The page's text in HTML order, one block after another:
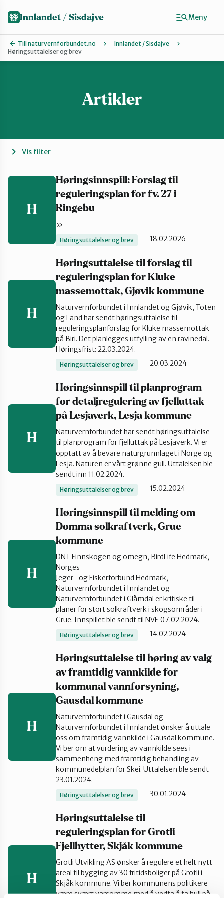
Arrangement
Glåmdal
Gran og Lunner
Hamar og omegn
Lillehammer og Øyer
Midt-Gudbrandsdalen
Ottadalen og Sel
Sør-Østerdal
Valdres
Innlandet / Sisdajve
Till naturvernforbundet.no
Innlandet / Sisdajve
Høringsuttalelser og brev
Artikler
Vis filter
H
Høringsinnspill: Forslag til
reguleringsplan for fv. 27 i
Ringebu
»
Høringsuttalelser og brev 18.02.2026
H
Høringsuttalelse til forslag til
reguleringsplan for Kluke
massemottak, Gjøvik kommune
Naturvernforbundet i Innlandet og Gjøvik, Toten
og Land har sendt høringsuttalelse til
reguleringsplanforslag for Kluke massemottak
på Biri. Det planlegges utfylling av en ravinedal.
Høringsfrist: 22.03.2024.
Høringsuttalelser og brev 20.03.2024
H
Høringsinnspill til planprogram
for detaljregulering av fjelluttak
på Lesjaverk, Lesja kommune
Naturvernforbundet har sendt høringsuttalelse
til planprogram for fjelluttak på Lesjaverk. Vi er
opptatt av å bevare naturgrunnlaget i Norge og
Lesja. Naturen er vårt grønne gull. Uttalelsen ble
sendt inn 11.02.2024.
Høringsuttalelser og brev 15.02.2024
H
Høringsinnspill til melding om
Domma solkraftverk, Grue
kommune
DNT Finnskogen og omegn, BirdLife Hedmark,
Norges
Jeger- og Fiskerforbund Hedmark,
Naturvernforbundet i Innlandet og
Naturvernforbundet i Glåmdal er kritiske til
planer for stort solkraftverk i skogsområder i
Grue. Innspillet ble sendt til NVE 07.02.2024.
Høringsuttalelser og brev 14.02.2024
H
Høringsuttalelse til høring av valg
av framtidig vannkilde for
kommunal vannforsyning,
Gausdal kommune
Naturvernforbundet i Gausdal og
Naturvernforbundet i Innlandet ønsker å uttale
oss om framtidig vannkilde i Gausdal kommune.
Vi ber om at vurdering av vannkilde sees i
sammenheng med framtidig behandling av
kommunedelplan for Skei. Uttalelsen ble sendt
23.01.2024.
Høringsuttalelser og brev 30.01.2024
H
Høringsuttalelse til
reguleringsplan for Grotli
Fjellhytter, Skjåk kommune
Grotli Utvikling AS ønsker å regulere et helt nytt
areal til bygging av 30 fritidsboliger på Grotli i
Skjåk kommune. Vi ber kommunens politikere
være svært varsomme med å vedta å ta hull på